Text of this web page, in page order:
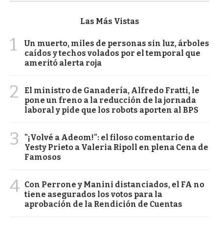
Las Más Vistas
1
Un muerto, miles de personas sin luz, árboles
caídos y techos volados por el temporal que
ameritó alerta roja
2
El ministro de Ganadería, Alfredo Fratti, le
pone un freno a la reducción de la jornada
laboral y pide que los robots aporten al BPS
3
"¡Volvé a Adeom!": el filoso comentario de
Yesty Prieto a Valeria Ripoll en plena Cena de
Famosos
4 Con Perrone y Manini distanciados, el FA no
tiene asegurados los votos para la
aprobación de la Rendición de Cuentas